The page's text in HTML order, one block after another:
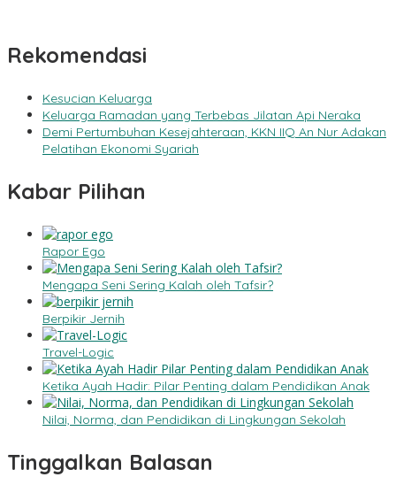
Rekomendasi
Kesucian Keluarga
Keluarga Ramadan yang Terbebas Jilatan Api Neraka
Demi Pertumbuhan Kesejahteraan, KKN IIQ An Nur Adakan
Pelatihan Ekonomi Syariah
Kabar Pilihan
Rapor Ego
Mengapa Seni Sering Kalah oleh Tafsir?
Berpikir Jernih
Travel-Logic
Ketika Ayah Hadir: Pilar Penting dalam Pendidikan Anak
Nilai, Norma, dan Pendidikan di Lingkungan Sekolah
Tinggalkan Balasan